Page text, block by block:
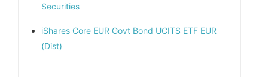
Securities
iShares Core EUR Govt Bond UCITS ETF EUR
(Dist)